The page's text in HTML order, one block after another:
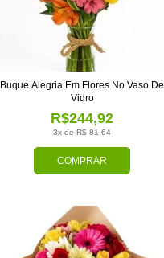
COMPRAR
3x de R$ 81,64
R$244,92
Buque Alegria Em Flores No Vaso De
Vidro